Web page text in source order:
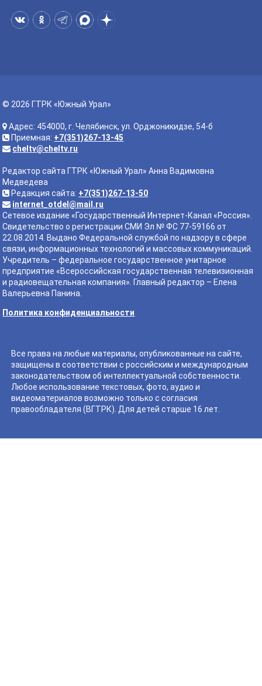
© 2026 ГТРК «Южный Урал»
Адрес: 454000, г. Челябинск, ул. Орджоникидзе, 54-б
Приемная: +7(351)267-13-45
cheltv@cheltv.ru
Редактор сайта ГТРК «Южный Урал» Анна Вадимовна
Медведева
Редакция сайта: +7(351)267-13-50
internet_otdel@mail.ru
Сетевое издание «Государственный Интернет-Канал «Россия».
Свидетельство о регистрации СМИ Эл № ФС 77-59166 от
22.08.2014. Выдано Федеральной службой по надзору в сфере
связи, информационных технологий и массовых коммуникаций.
Учредитель – федеральное государственное унитарное
предприятие «Всероссийская государственная телевизионная
и радиовещательная компания». Главный редактор – Елена
Валерьевна Панина.
Политика конфиденциальности
Все права на любые материалы, опубликованные на сайте,
защищены в соответствии с российским и международным
законодательством об интеллектуальной собственности.
Любое использование текстовых, фото, аудио и
видеоматериалов возможно только с согласия
правообладателя (ВГТРК). Для детей старше 16 лет.